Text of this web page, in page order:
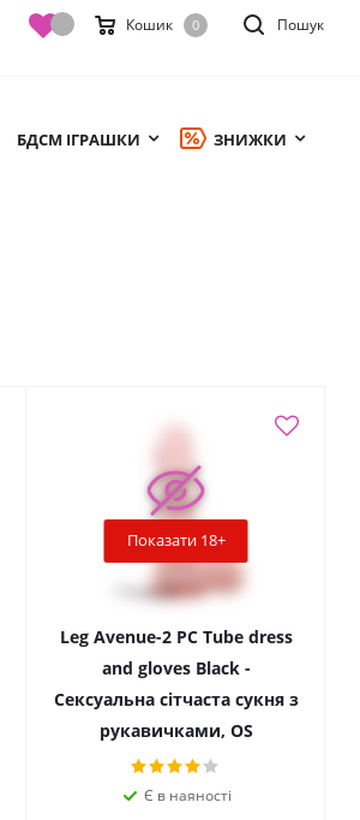
Пошук
Кошик 0
БДСМ ІГРАШКИ ЗНИЖКИ
Показати 18+
Leg Avenue-2 PC Tube dress
and gloves Black -
Сексуальна сітчаста сукня з
рукавичками, OS
Є в наяності